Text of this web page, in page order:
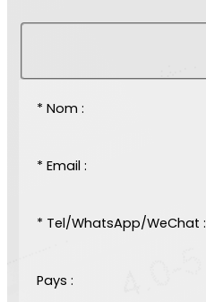
* Nom :
* Email :
* Tel/WhatsApp/WeChat :
Pays :